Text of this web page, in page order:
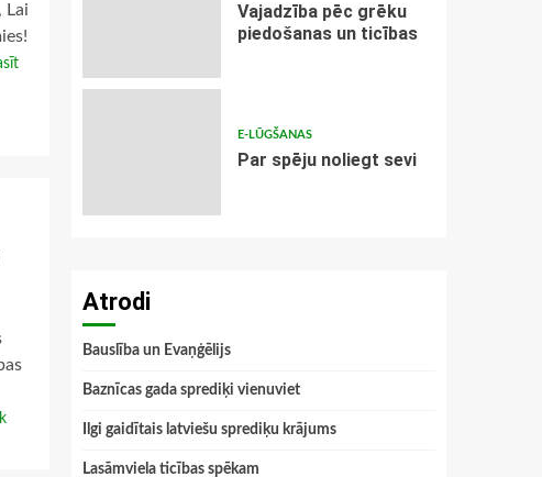
Lai
Vajadzība pēc grēku
piedošanas un ticības
E-LŪGŠANAS
Par spēju noliegt sevi
Atrodi
Bauslība un Evaņģēlijs
Baznīcas gada sprediķi vienuviet
Ilgi gaidītais latviešu sprediķu krājums
Lasāmviela ticības spēkam